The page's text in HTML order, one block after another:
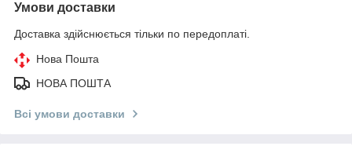
Умови доставки
Доставка здійснюється тільки по передоплаті.
Нова Пошта
НОВА ПОШТА
Всі умови доставки